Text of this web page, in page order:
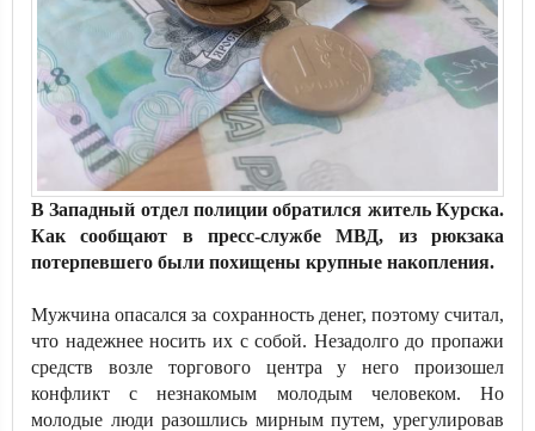
В Западный отдел полиции обратился житель Курска.
Как сообщают в пресс-службе МВД, из рюкзака
потерпевшего были похищены крупные накопления.
Мужчина опасался за сохранность денег, поэтому считал,
что надежнее носить их с собой. Незадолго до пропажи
средств возле торгового центра у него произошел
конфликт с незнакомым молодым человеком. Но
молодые люди разошлись мирным путем, урегулировав